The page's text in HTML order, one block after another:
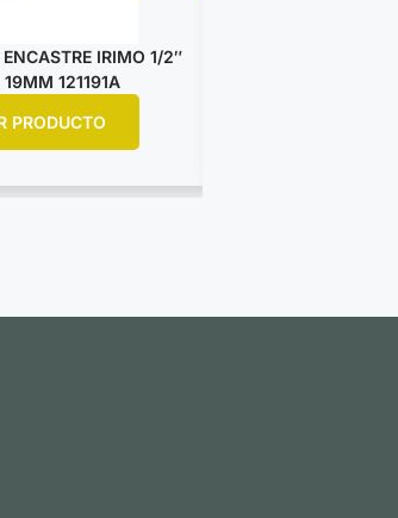
IRIMO 1/2″
19MM 121191A
PRODUCTO